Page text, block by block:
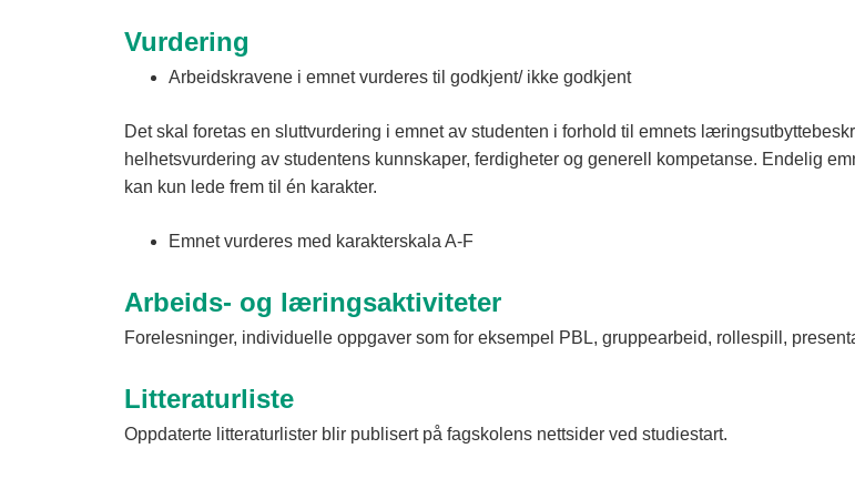
Vurdering
Arbeidskravene i emnet vurderes til godkjent/ ikke godkjent
Det skal foretas en sluttvurdering i emnet av studenten i forhold til emnets
helhetsvurdering av studentens kunnskaper, ferdigheter og generell kompetanse. Endelig
kan kun lede frem til én karakter.
Emnet vurderes med karakterskala A-F
Arbeids- og læringsaktiviteter
Forelesninger, individuelle oppgaver som for eksempel PBL, gruppearbeid, rollespill,
Litteraturliste
Oppdaterte litteraturlister blir publisert på fagskolens nettsider ved studiestart.